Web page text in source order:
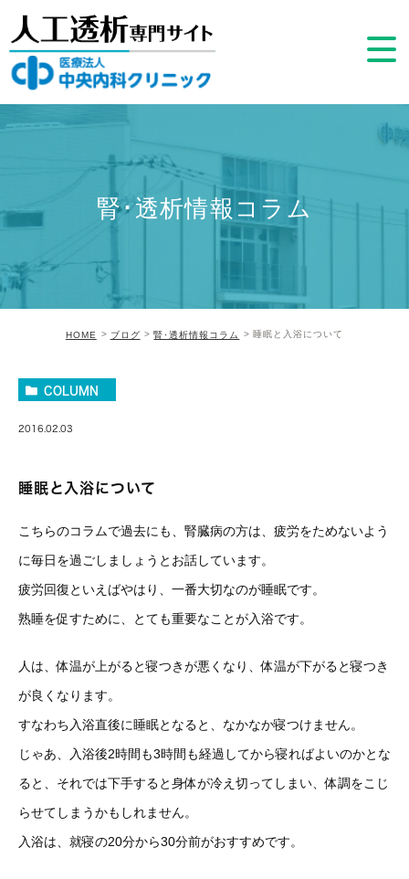
腎･透析情報コラム
HOME ブログ 腎･透析情報コラム 睡眠と入浴について
COLUMN
2016.02.03
睡眠と入浴について
こちらのコラムで過去にも、腎臓病の方は、疲労をためないよう
に毎日を過ごしましょうとお話しています。
疲労回復といえばやはり、一番大切なのが睡眠です。
熟睡を促すために、とても重要なことが入浴です。
人は、体温が上がると寝つきが悪くなり、体温が下がると寝つき
が良くなります。
すなわち入浴直後に睡眠となると、なかなか寝つけません。
じゃあ、入浴後2時間も3時間も経過してから寝ればよいのかとな
ると、それでは下手すると身体が冷え切ってしまい、体調をこじ
らせてしまうかもしれません。
入浴は、就寝の20分から30分前がおすすめです。